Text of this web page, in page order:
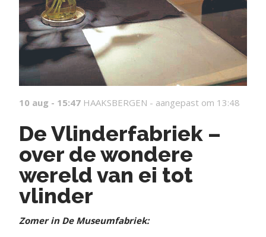
10 aug - 15:47 HAAKSBERGEN - aangepast om 13:48
De Vlinderfabriek –
over de wondere
wereld van ei tot
vlinder
Zomer in De Museumfabriek: